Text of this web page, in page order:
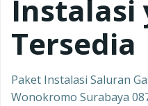
Instalasi
Tersedia
Paket Instalasi Saluran
Wonokromo Surabaya